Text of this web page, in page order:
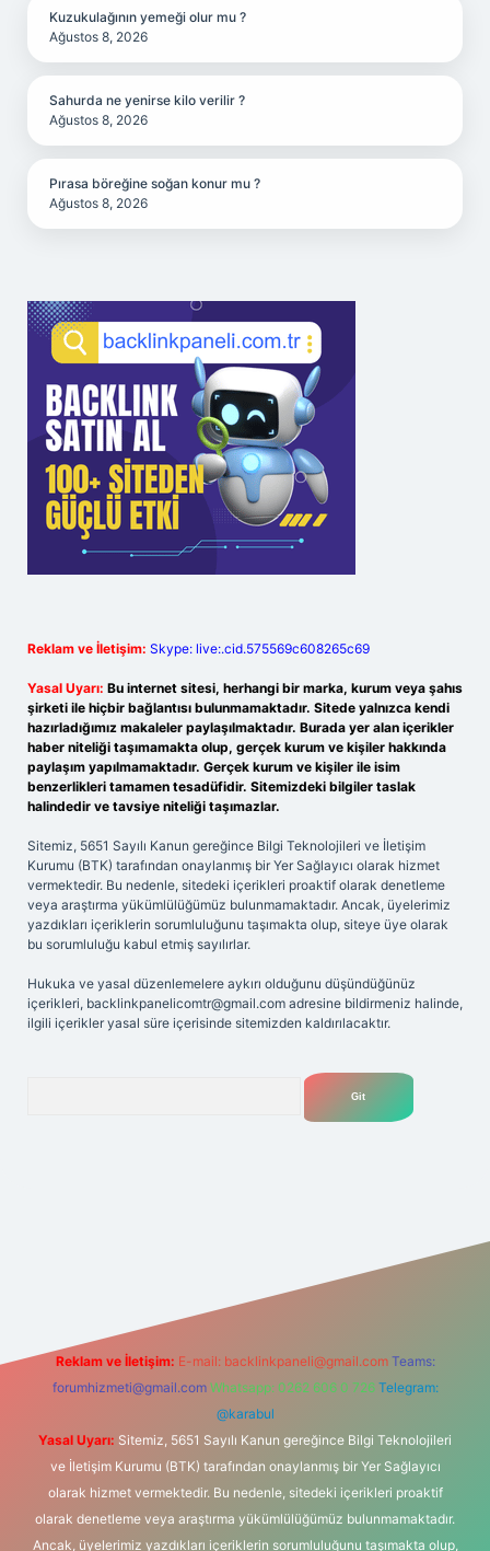
Kuzukulağının yemeği olur mu ?
Ağustos 8, 2026
Sahurda ne yenirse kilo verilir ?
Ağustos 8, 2026
Pırasa böreğine soğan konur mu ?
Ağustos 8, 2026
Reklam ve İletişim: Skype: live:.cid.575569c608265c69
Yasal Uyarı: Bu internet sitesi, herhangi bir marka, kurum veya şahıs
şirketi ile hiçbir bağlantısı bulunmamaktadır. Sitede yalnızca kendi
hazırladığımız makaleler paylaşılmaktadır. Burada yer alan içerikler
haber niteliği taşımamakta olup, gerçek kurum ve kişiler hakkında
paylaşım yapılmamaktadır. Gerçek kurum ve kişiler ile isim
benzerlikleri tamamen tesadüfidir. Sitemizdeki bilgiler taslak
halindedir ve tavsiye niteliği taşımazlar.
Sitemiz, 5651 Sayılı Kanun gereğince Bilgi Teknolojileri ve İletişim
Kurumu (BTK) tarafından onaylanmış bir Yer Sağlayıcı olarak hizmet
vermektedir. Bu nedenle, sitedeki içerikleri proaktif olarak denetleme
veya araştırma yükümlülüğümüz bulunmamaktadır. Ancak, üyelerimiz
yazdıkları içeriklerin sorumluluğunu taşımakta olup, siteye üye olarak
bu sorumluluğu kabul etmiş sayılırlar.
Hukuka ve yasal düzenlemelere aykırı olduğunu düşündüğünüz
içerikleri, backlinkpanelicomtr@gmail.com adresine bildirmeniz halinde,
ilgili içerikler yasal süre içerisinde sitemizden kaldırılacaktır.
m elexbet
Reklam ve İletişim: E-mail: backlinkpaneli@gmail.com Teams:
forumhizmeti@gmail.com Whatsapp: 0262 606 0 726 Telegram:
@karabul
Yasal Uyarı: Sitemiz, 5651 Sayılı Kanun gereğince Bilgi Teknolojileri
ve İletişim Kurumu (BTK) tarafından onaylanmış bir Yer Sağlayıcı
olarak hizmet vermektedir. Bu nedenle, sitedeki içerikleri proaktif
olarak denetleme veya araştırma yükümlülüğümüz bulunmamaktadır.
Ancak, üyelerimiz yazdıkları içeriklerin sorumluluğunu taşımakta olup,